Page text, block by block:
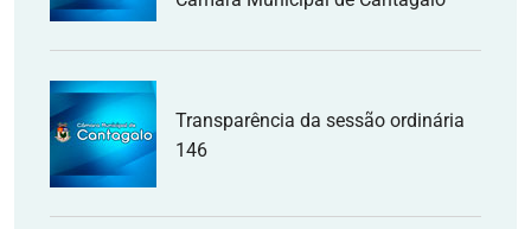
Transparência da sessão ordinária
146